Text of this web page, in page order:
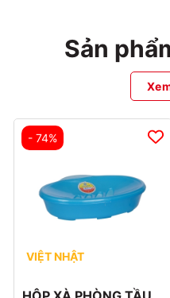
Sản
- 74%
VIỆT NHẬT